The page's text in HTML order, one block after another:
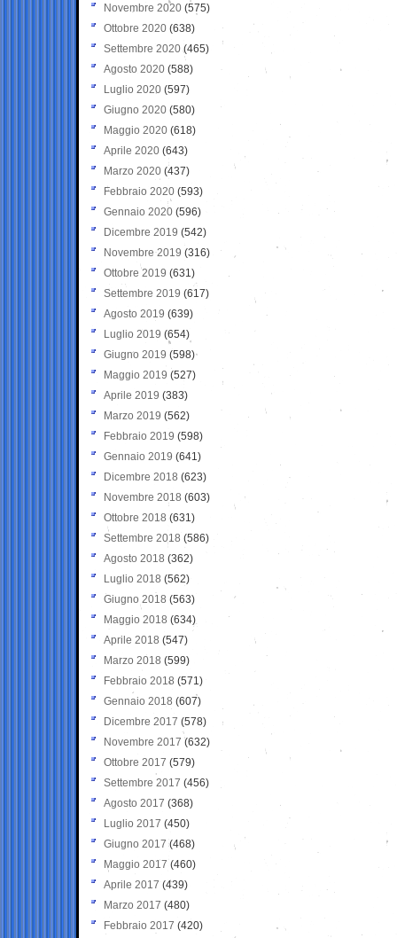
Novembre 2020 (575)
Ottobre 2020 (638)
Settembre 2020(465)
Agosto 2020 (588)
Luglio 2020 (597)
Giugno 2020 (580)
Maggio 2020 (618)
Aprile 2020 (643)
Marzo 2020 (437)
Febbraio 2020 (593)
Gennaio 2020 (596)
Dicembre 2019 (542)
Novembre 2019 (316)
Ottobre 2019 (631)
Settembre 2019 (617)
Agosto 2019 (639)
Luglio 2019 (654)
Giugno 2019 (598)
Maggio 2019 (527)
Aprile 2019 (383)
Marzo 2019 (562)
Febbraio 2019 (598)
Gennaio 2019 (641)
Dicembre 2018 (623)
Novembre 2018 (603)
Ottobre 2018 (631)
Settembre 2018 (586)
Agosto 2018 (362)
Luglio 2018 (562)
Giugno 2018 (563)
Maggio 2018 (634)
Aprile 2018 (547)
Marzo 2018 (599)
Febbraio 2018 (571)
Gennaio 2018 (607)
Dicembre 2017 (578)
Novembre 2017 (632)
Ottobre 2017 (579)
Settembre 2017 (456)
Agosto 2017 (368)
Luglio 2017 (450)
Giugno 2017 (468)
Maggio 2017 (460)
Aprile 2017 (439)
Marzo 2017 (480)
Febbraio 2017 (420)